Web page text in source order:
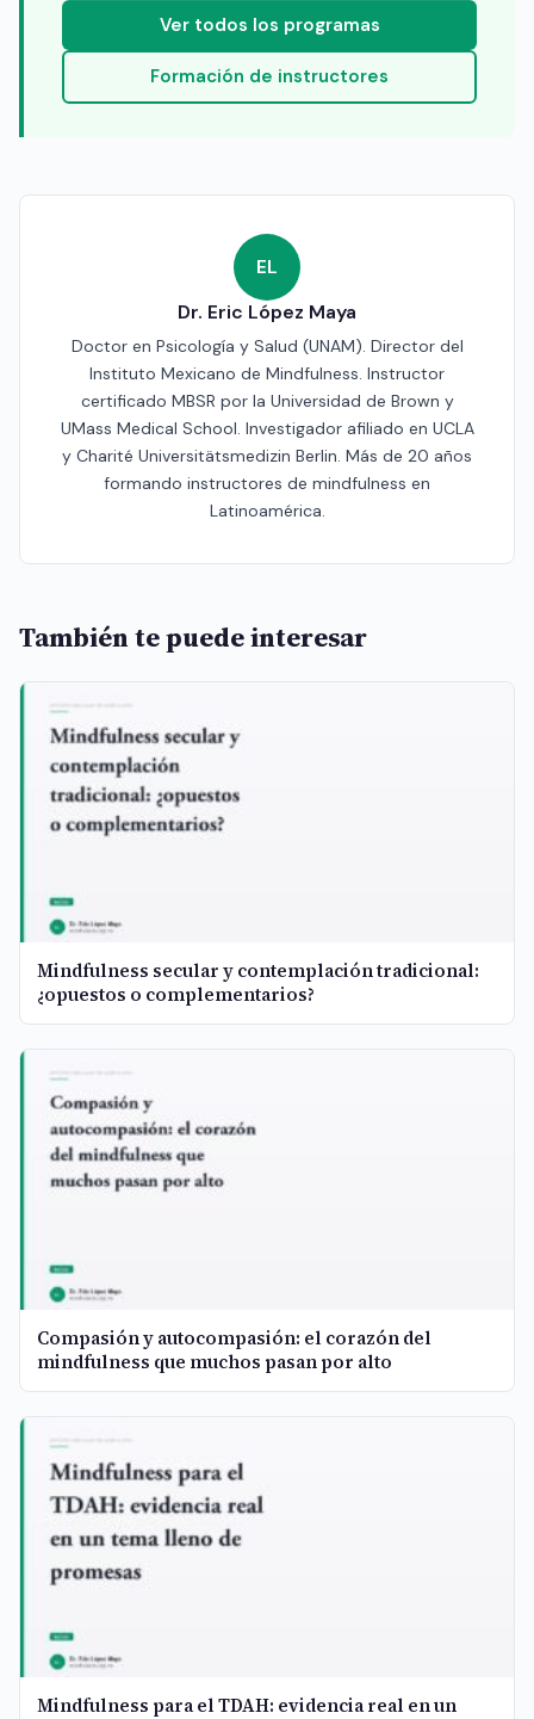
Ver todos los programas
Formación de instructores
EL
Dr. Eric López Maya
Doctor en Psicología y Salud (UNAM). Director del
Instituto Mexicano de Mindfulness. Instructor
certificado MBSR por la Universidad de Brown y
UMass Medical School. Investigador afiliado en UCLA
y Charité Universitätsmedizin Berlin. Más de 20 años
formando instructores de mindfulness en
Latinoamérica.
También te puede interesar
Mindfulness secular y contemplación tradicional:
¿opuestos o complementarios?
Compasión y autocompasión: el corazón del
mindfulness que muchos pasan por alto
Mindfulness para el TDAH: evidencia real en un